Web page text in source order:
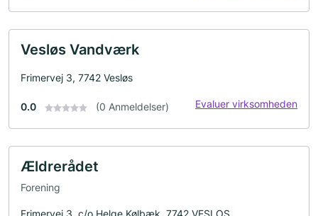
Vesløs Vandværk
Frimervej 3, 7742 Vesløs
0.0 (0 Anmeldelser) Evaluer virksomheden
Ældrerådet
Forening
Frimervej 3, c/o Helge Kølbæk, 7742 VESLOS